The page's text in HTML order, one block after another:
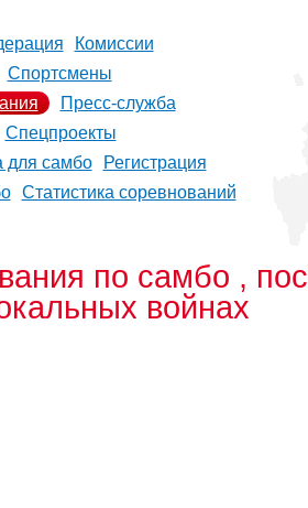
Комиссии
Спортсмены
Пресс-служба
Спецпроекты
для самбо
Регистрация
Статистика соревнований
по самбо ,
войнах